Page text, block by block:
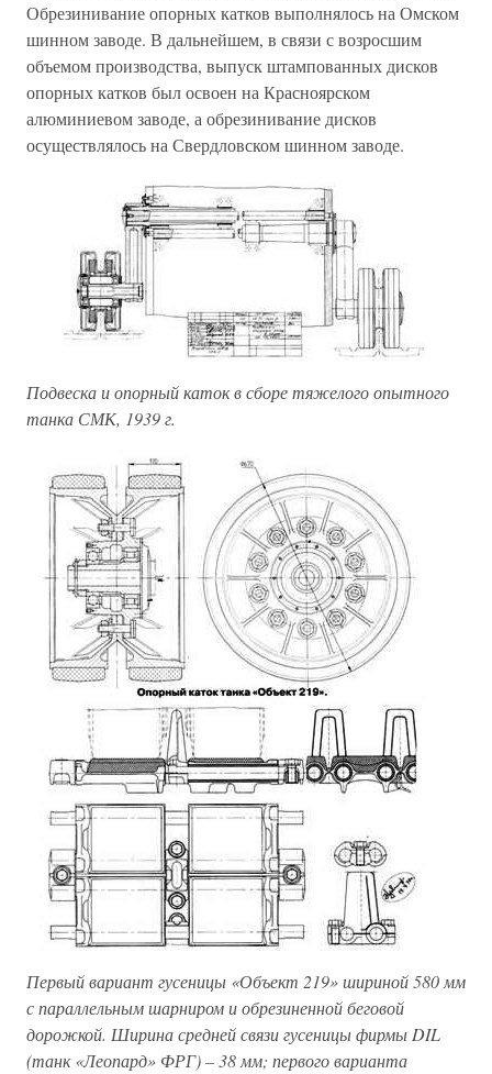
Обрезинивание опорных катков выполнялось на Омском
шинном заводе. В дальнейшем, в связи с возросшим
объемом производства, выпуск штампованных дисков
опорных катков был освоен на Красноярском
алюминиевом заводе, а обрезинивание дисков
осуществлялось на Свердловском шинном заводе.
Подвеска и опорный каток в сборе тяжелого опытного
танка СМК, 1939 г.
Первый вариант гусеницы «Объект 219» шириной 580 мм
с параллельным шарниром и обрезиненной беговой
дорожкой. Ширина средней связи гусеницы фирмы DIL
(танк «Леопард» ФРГ) – 38 мм; первого варианта